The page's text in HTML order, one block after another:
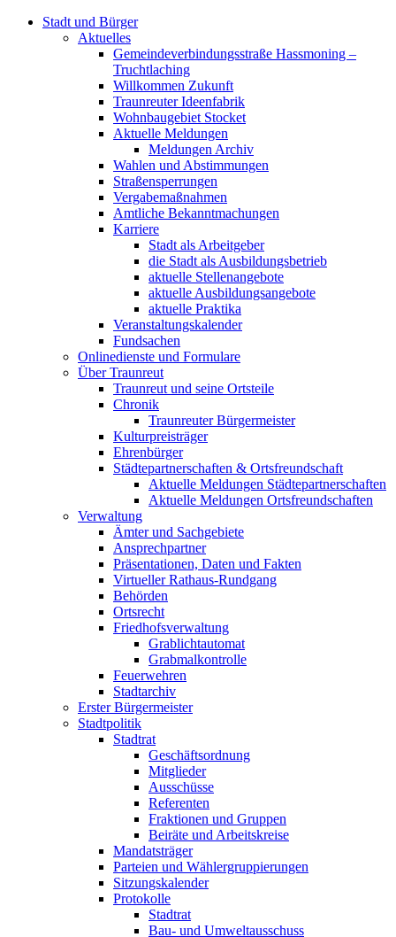
Stadt und Bürger
Aktuelles
Gemeindeverbindungsstraße Hassmoning –
Truchtlaching
Willkommen Zukunft
Traunreuter Ideenfabrik
Wohnbaugebiet Stocket
Aktuelle Meldungen
Meldungen Archiv
Wahlen und Abstimmungen
Straßensperrungen
Vergabemaßnahmen
Amtliche Bekanntmachungen
Karriere
Stadt als Arbeitgeber
die Stadt als Ausbildungsbetrieb
aktuelle Stellenangebote
aktuelle Ausbildungsangebote
aktuelle Praktika
Veranstaltungskalender
Fundsachen
Onlinedienste und Formulare
Über Traunreut
Traunreut und seine Ortsteile
Chronik
Traunreuter Bürgermeister
Kulturpreisträger
Ehrenbürger
Städtepartnerschaften & Ortsfreundschaft
Aktuelle Meldungen Städtepartnerschaften
Aktuelle Meldungen Ortsfreundschaften
Verwaltung
Ämter und Sachgebiete
Ansprechpartner
Präsentationen, Daten und Fakten
Virtueller Rathaus-Rundgang
Behörden
Ortsrecht
Friedhofsverwaltung
Grablichtautomat
Grabmalkontrolle
Feuerwehren
Stadtarchiv
Erster Bürgermeister
Stadtpolitik
Stadtrat
Geschäftsordnung
Mitglieder
Ausschüsse
Referenten
Fraktionen und Gruppen
Beiräte und Arbeitskreise
Mandatsträger
Parteien und Wählergruppierungen
Sitzungskalender
Protokolle
Stadtrat
Bau- und Umweltausschuss